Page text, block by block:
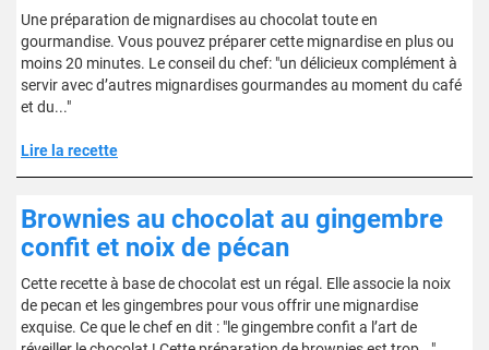
Une préparation de mignardises au chocolat toute en
gourmandise. Vous pouvez préparer cette mignardise en plus ou
moins 20 minutes. Le conseil du chef: "un délicieux complément à
servir avec d’autres mignardises gourmandes au moment du café
et du..."
Lire la recette
Brownies au chocolat au gingembre
confit et noix de pécan
Cette recette à base de chocolat est un régal. Elle associe la noix
de pecan et les gingembres pour vous offrir une mignardise
exquise. Ce que le chef en dit : "le gingembre confit a l’art de